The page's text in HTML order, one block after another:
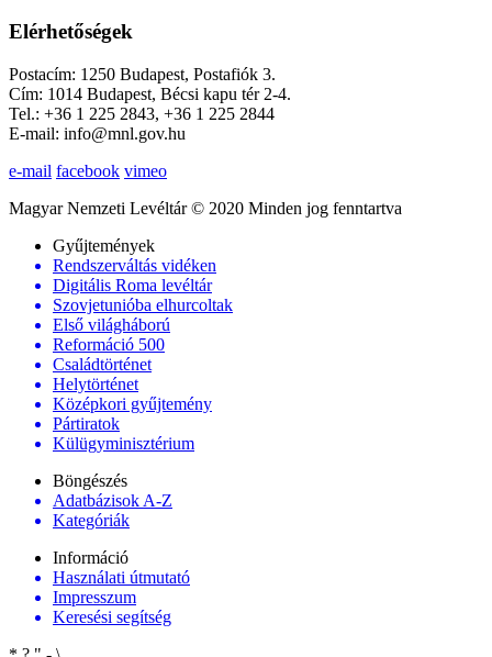
Elérhetőségek
Postacím: 1250 Budapest, Postafiók 3.
Cím: 1014 Budapest, Bécsi kapu tér 2-4.
Tel.: +36 1 225 2843, +36 1 225 2844
E-mail: info@mnl.gov.hu
e-mail facebook vimeo
Magyar Nemzeti Levéltár © 2020 Minden jog fenntartva
Gyűjtemények
Rendszerváltás vidéken
Digitális Roma levéltár
Szovjetunióba elhurcoltak
Első világháború
Reformáció 500
Családtörténet
Helytörténet
Középkori gyűjtemény
Pártiratok
Külügyminisztérium
Böngészés
Adatbázisok A-Z
Kategóriák
Információ
Használati útmutató
Impresszum
Keresési segítség